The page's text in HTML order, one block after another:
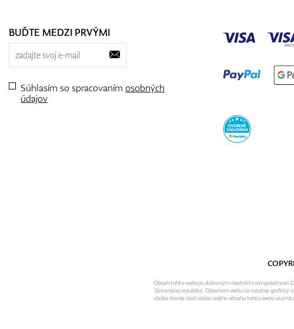
BUĎTE MEDZI PRVÝMI
Súhlasím so spracovaním osobných
údajov
Obsah tohto webu je duševným vlastníctvom spoločnosti
Slovenskej republiky. Obsahom webu sa rozumie
ďalšie šírenie časti alebo celého obsahu tohto webu